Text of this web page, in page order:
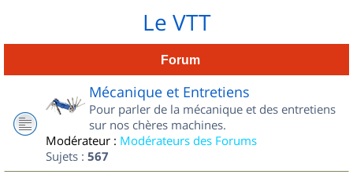
Le VTT
Forum
Mécanique et Entretiens
Pour parler de la mécanique et des entretiens
sur nos chères machines.
Modérateur : Modérateurs des Forums
Sujets : 567